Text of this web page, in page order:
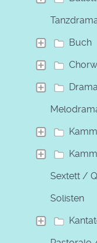
Buch
Sextett /
Solisten